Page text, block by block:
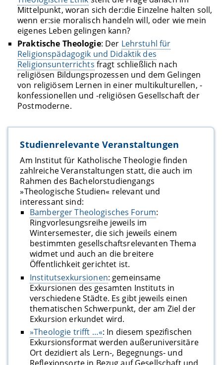
Mittelpunkt, woran sich der:die Einzelne halten soll,
wenn er:sie moralisch handeln will, oder wie mein
eigenes Leben gelingen kann?
Praktische Theologie: Der Lehrstuhl für
Religionspädagogik und Didaktik des
Religionsunterrichts fragt schließlich nach
religiösen Bildungsprozessen und dem Gelingen
von religiösem Lernen in einer multikulturellen, -
konfessionellen und -religiösen Gesellschaft der
Postmoderne.
Studienrelevante Veranstaltungen
Am Institut für Katholische Theologie finden
zahlreiche Veranstaltungen statt, die auch im
Rahmen des Bachelorstudiengangs
»Theologische Studien« relevant und
interessant sind:
Bamberger Theologisches Forum:
Ringvorlesungsreihe jeweils im
Wintersemester, die sich jeweils einem
bestimmten gesellschaftsrelevanten Thema
widmet und auch an die breitere
Öffentlichkeit gerichtet ist.
Institutsexkursionen: gemeinsame
Exkursionen des gesamten Instituts in
verschiedene Städte. Es gibt jeweils einen
thematischen Schwerpunkt, der am Ziel der
Exkursion erkundet wird.
»Theologie trifft …«: In diesem spezifischen
Exkursionsformat werden außeruniversitäre
Ort dezidiert als Lern-, Begegnungs- und